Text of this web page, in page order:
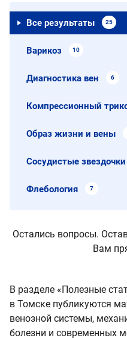
В разделе «Полезные
в Томске публикуются
венозной системы,
болезни и современных
Все результаты 25
Варикоз 10
Диагностика вен 6
Компрессионный
Образ жизни и вены
Сосудистые звездочки
Флебология 7
Остались вопросы.
Вам